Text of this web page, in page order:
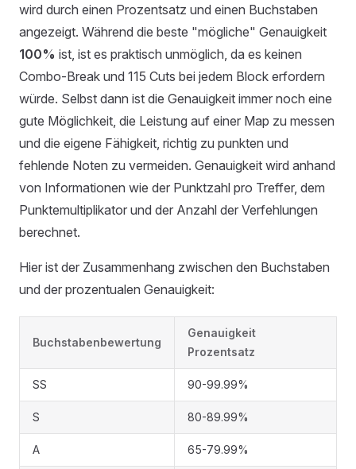
wird durch einen Prozentsatz und einen Buchstaben
angezeigt. Während die beste "mögliche" Genauigkeit
100% ist, ist es praktisch unmöglich, da es keinen
Combo-Break und 115 Cuts bei jedem Block erfordern
würde. Selbst dann ist die Genauigkeit immer noch eine
gute Möglichkeit, die Leistung auf einer Map zu messen
und die eigene Fähigkeit, richtig zu punkten und
fehlende Noten zu vermeiden. Genauigkeit wird anhand
von Informationen wie der Punktzahl pro Treffer, dem
Punktemultiplikator und der Anzahl der Verfehlungen
berechnet.
Hier ist der Zusammenhang zwischen den Buchstaben
und der prozentualen Genauigkeit:
Buchstabenbewertung
Genauigkeit
Prozentsatz
SS 90-99.99%
S 80-89.99%
A 65-79.99%